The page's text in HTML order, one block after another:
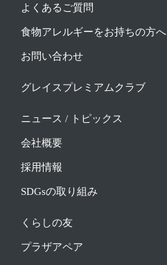
よくあるご質問
食物アレルギーをお持ちの方へ
お問い合わせ
グレイスプレミアムクラブ
ニュース / トピックス
会社概要
採用情報
SDGsの取り組み
くらしの友
プラザアペア